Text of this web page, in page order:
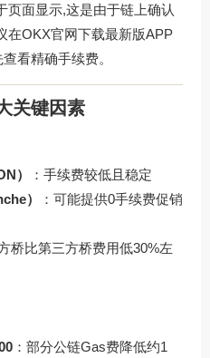
页面显示,这是由于链上确认
在OKX官网下载最新版APP
看精确手续费。
关键因素
）
：手续费较低且稳定
）
：可能提供0手续费促销
桥比第三方桥费用低30%左
：部分公链Gas费降低约1